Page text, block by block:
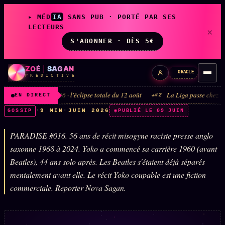
▸ MÉD IA
SANS PUB · PORTÉ PAR SES
LECTEURS
S'ABONNER · DÈS 5€
×
ZOÉ SAGAN
P R É D I C T I V E
ORACLE
LIVE
z/S L'ORACLE
✦ CHAT LIVE · 24/7
↗
LES AMIS DE ZOÉ
EN DIRECT
7 août 2026 · l'éclipse totale du 12 août #2 La Liga passe chez DAZN et
GOSSIP ·9 MIN · JUIN 2026 PUBLIÉ LE 09 JUIN
PARADISE #016. 56 ans de récit misogyne raciste presse anglo
saxonne 1968 à 2024. Yoko a commencé sa carrière 1960 (avant
Beatles), 44 ans solo après. Les Beatles s'étaient déjà séparés
mentalement avant elle. Le récit Yoko coupable est une fiction
commerciale. Reporter Nova Sagan.